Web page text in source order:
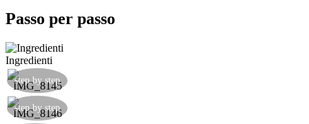
Passo per passo
Ingredienti
step by step
step by step